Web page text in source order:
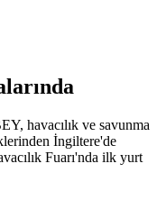
havacılık ve savunma
İngiltere'de
Fuarı'nda ilk yurt